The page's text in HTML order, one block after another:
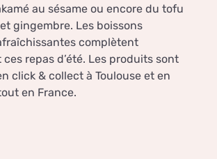
au sésame ou encore du tofu
gingembre. Les boissons
complètent
repas d’été. Les produits sont
click & collect à Toulouse et en
en France.